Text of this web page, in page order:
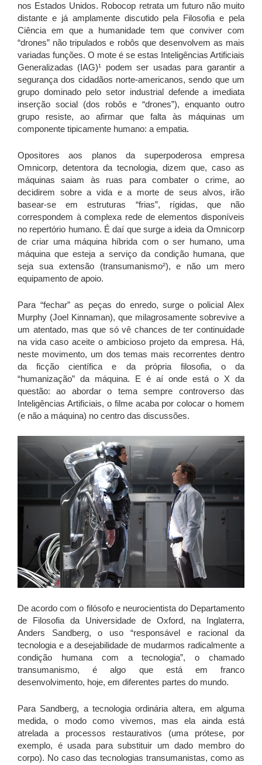
nos Estados Unidos. Robocop retrata um futuro não muito
distante e já amplamente discutido pela Filosofia e pela
Ciência em que a humanidade tem que conviver com
“drones” não tripulados e robôs que desenvolvem as mais
variadas funções. O mote é se estas Inteligências Artificiais
Generalizadas (IAG)¹ podem ser usadas para garantir a
segurança dos cidadãos norte-americanos, sendo que um
grupo dominado pelo setor industrial defende a imediata
inserção social (dos robôs e “drones”), enquanto outro
grupo resiste, ao afirmar que falta às máquinas um
componente tipicamente humano: a empatia.
Opositores aos planos da superpoderosa empresa
Omnicorp, detentora da tecnologia, dizem que, caso as
máquinas saiam às ruas para combater o crime, ao
decidirem sobre a vida e a morte de seus alvos, irão
basear-se em estruturas “frias”, rígidas, que não
correspondem à complexa rede de elementos disponíveis
no repertório humano. É daí que surge a ideia da Omnicorp
de criar uma máquina híbrida com o ser humano, uma
máquina que esteja a serviço da condição humana, que
seja sua extensão (transumanismo²), e não um mero
equipamento de apoio.
Para “fechar” as peças do enredo, surge o policial Alex
Murphy (Joel Kinnaman), que milagrosamente sobrevive a
um atentado, mas que só vê chances de ter continuidade
na vida caso aceite o ambicioso projeto da empresa. Há,
neste movimento, um dos temas mais recorrentes dentro
da ficção científica e da própria filosofia, o da
“humanização” da máquina. E é aí onde está o X da
questão: ao abordar o tema sempre controverso das
Inteligências Artificiais, o filme acaba por colocar o homem
(e não a máquina) no centro das discussões.
De acordo com o filósofo e neurocientista do Departamento
de Filosofia da Universidade de Oxford, na Inglaterra,
Anders Sandberg, o uso “responsável e racional da
tecnologia e a desejabilidade de mudarmos radicalmente a
condição humana com a tecnologia”, o chamado
transumanismo, é algo que está em franco
desenvolvimento, hoje, em diferentes partes do mundo.
Para Sandberg, a tecnologia ordinária altera, em alguma
medida, o modo como vivemos, mas ela ainda está
atrelada a processos restaurativos (uma prótese, por
exemplo, é usada para substituir um dado membro do
corpo). No caso das tecnologias transumanistas, como as